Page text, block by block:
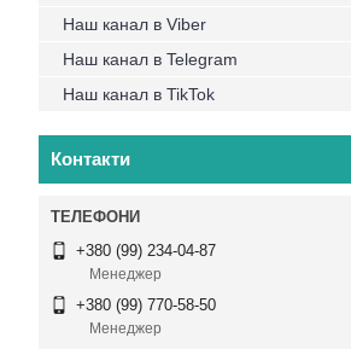
Наш канал в Viber
Наш канал в Telegram
Наш канал в TikTok
Контакти
+380 (99) 234-04-87
Менеджер
+380 (99) 770-58-50
Менеджер